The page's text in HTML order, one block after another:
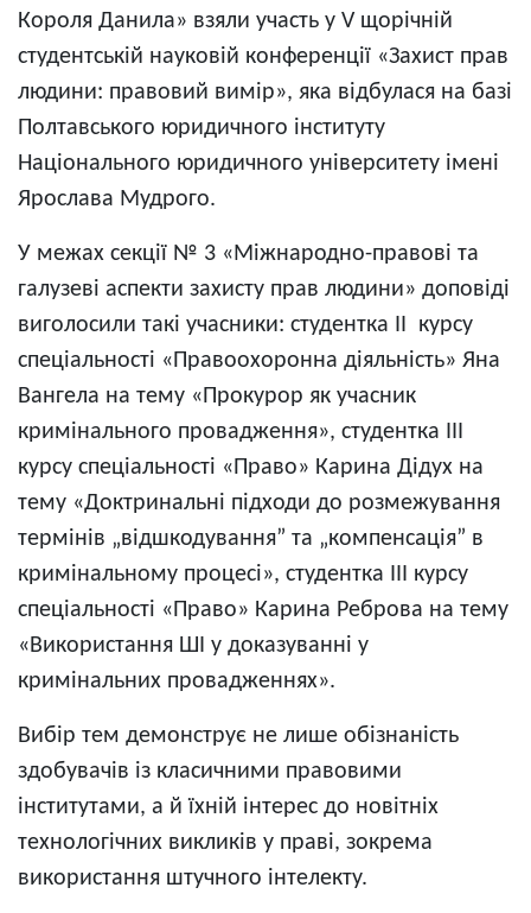
Короля Данила» взяли участь у V щорічній
студентській науковій конференції «Захист прав
людини: правовий вимір», яка відбулася на базі
Полтавського юридичного інституту
Національного юридичного університету імені
Ярослава Мудрого.
У межах секції № 3 «Міжнародно-правові та
галузеві аспекти захисту прав людини» доповіді
виголосили такі учасники: студентка II курсу
спеціальності «Правоохоронна діяльність» Яна
Вангела на тему «Прокурор як учасник
кримінального провадження», студентка III
курсу спеціальності «Право» Карина Дідух на
тему «Доктринальні підходи до розмежування
термінів „відшкодування” та „компенсація” в
кримінальному процесі», студентка III курсу
спеціальності «Право» Карина Реброва на тему
«Використання ШІ у доказуванні у
кримінальних провадженнях».
Вибір тем демонструє не лише обізнаність
здобувачів із класичними правовими
інститутами, а й їхній інтерес до новітніх
технологічних викликів у праві, зокрема
використання штучного інтелекту.